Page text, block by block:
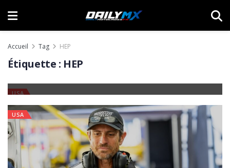
Accueil Tag HEP
Étiquette : HEP
USA
Rumeur: Justin Bogle sur le retour avec HEP
Suzuki ?
USA